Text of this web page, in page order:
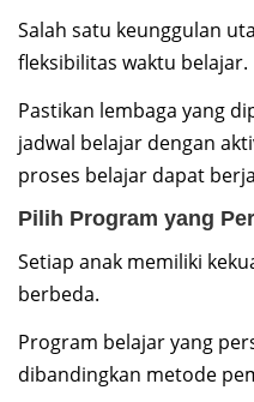
Salah satu keunggulan
fleksibilitas waktu belajar.
Pastikan lembaga yang
jadwal belajar dengan
proses belajar dapat
Pilih Program yang
Setiap anak memiliki
berbeda.
Program belajar yang
dibandingkan metode